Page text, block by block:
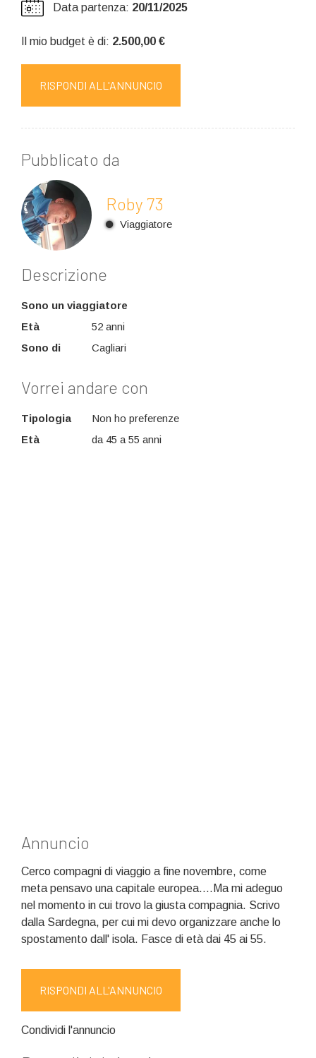
Data partenza: 20/11/2025
Il mio budget è di: 2.500,00 €
RISPONDI ALL'ANNUNCIO
Pubblicato da
Roby 73
Viaggiatore
Descrizione
Sono un viaggiatore
Età
52 anni
Sono di
Cagliari
Vorrei andare con
Tipologia
Non ho preferenze
Età
da 45 a 55 anni
Annuncio
Cerco compagni di viaggio a fine novembre, come
meta pensavo una capitale europea....Ma mi adeguo
nel momento in cui trovo la giusta compagnia. Scrivo
dalla Sardegna, per cui mi devo organizzare anche lo
spostamento dall' isola. Fasce di età dai 45 ai 55.
RISPONDI ALL'ANNUNCIO
Condividi l'annuncio